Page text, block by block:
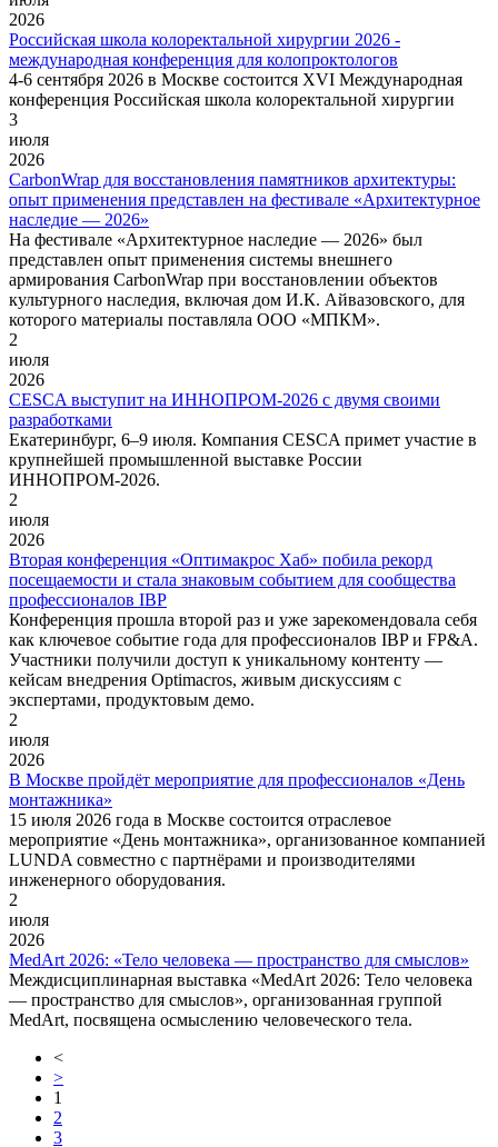
2026
Российская школа колоректальной хирургии 2026 -
международная конференция для колопроктологов
4-6 сентября 2026 в Москве состоится XVI Международная
конференция Российская школа колоректальной хирургии
3
июля
2026
CarbonWrap для восстановления памятников архитектуры:
опыт применения представлен на фестивале «Архитектурное
наследие — 2026»
На фестивале «Архитектурное наследие — 2026» был
представлен опыт применения системы внешнего
армирования CarbonWrap при восстановлении объектов
культурного наследия, включая дом И.К. Айвазовского, для
которого материалы поставляла ООО «МПКМ».
2
июля
2026
CESCA выступит на ИННОПРОМ-2026 с двумя своими
разработками
Екатеринбург, 6–9 июля. Компания CESCA примет участие в
крупнейшей промышленной выставке России
ИННОПРОМ-2026.
2
июля
2026
Вторая конференция «Оптимакрос Хаб» побила рекорд
посещаемости и стала знаковым событием для сообщества
профессионалов IBP
Конференция прошла второй раз и уже зарекомендовала себя
как ключевое событие года для профессионалов IBP и FP&A.
Участники получили доступ к уникальному контенту —
кейсам внедрения Optimacros, живым дискуссиям с
экспертами, продуктовым демо.
2
июля
2026
В Москве пройдёт мероприятие для профессионалов «День
монтажника»
15 июля 2026 года в Москве состоится отраслевое
мероприятие «День монтажника», организованное компанией
LUNDA совместно с партнёрами и производителями
инженерного оборудования.
2
июля
2026
MedArt 2026: «Тело человека — пространство для смыслов»
Междисциплинарная выставка «MedArt 2026: Тело человека
— пространство для смыслов», организованная группой
MedArt, посвящена осмыслению человеческого тела.
<
>
1
2
3